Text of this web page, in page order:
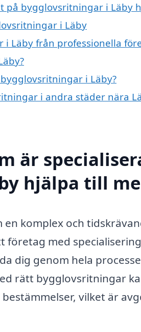
på bygglovsritningar i Läby
i Läby
Läby från professionella
i Läby?
i andra städer nära
är
hjälpa till
komplex och
företag med
dig genom hela
rätt bygglovsritningar
vilket är